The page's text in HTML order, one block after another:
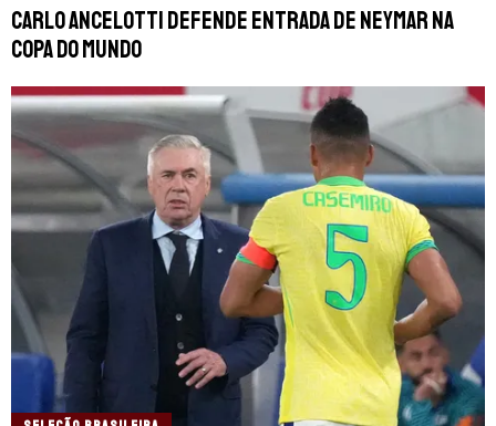
Carlo Ancelotti defende entrada de Neymar na
Copa do Mundo